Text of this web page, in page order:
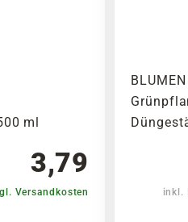
ml
3,79
Versandkosten inkl.